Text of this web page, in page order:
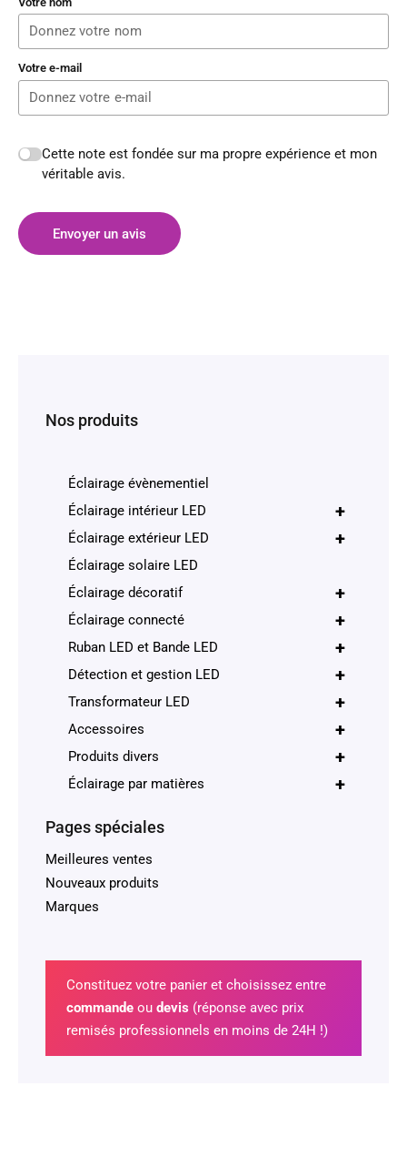
Votre e-mail
Cette note est fondée sur ma propre expérience et mon
véritable avis.
Envoyer un avis
Nos produits
Éclairage évènementiel
+
Éclairage intérieur LED
+
Éclairage extérieur LED
Éclairage solaire LED
+
Éclairage décoratif
+
Éclairage connecté
+
Ruban LED et Bande LED
+
Détection et gestion LED
+
Transformateur LED
+
Accessoires
+
Produits divers
+
Éclairage par matières
Pages spéciales
Meilleures ventes
Nouveaux produits
Marques
Constituez votre panier et choisissez entre
commandeou devis (réponse avec prix
remisés professionnels en moins de 24H !)